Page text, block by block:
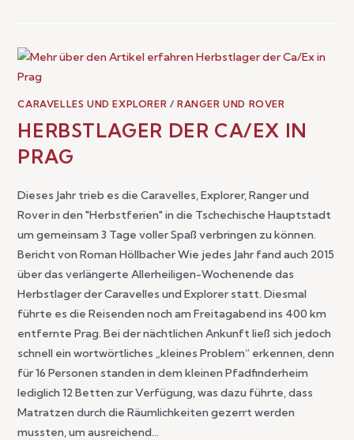
CARAVELLES UND EXPLORER /RANGER UND ROVER
HERBSTLAGER DER CA/EX IN
PRAG
Dieses Jahr trieb es die Caravelles, Explorer, Ranger und
Rover in den "Herbstferien" in die Tschechische Hauptstadt
um gemeinsam 3 Tage voller Spaß verbringen zu können.
Bericht von Roman Höllbacher Wie jedes Jahr fand auch 2015
über das verlängerte Allerheiligen-Wochenende das
Herbstlager der Caravelles und Explorer statt. Diesmal
führte es die Reisenden noch am Freitagabend ins 400 km
entfernte Prag. Bei der nächtlichen Ankunft ließ sich jedoch
schnell ein wortwörtliches „kleines Problem“ erkennen, denn
für 16 Personen standen in dem kleinen Pfadfinderheim
lediglich 12 Betten zur Verfügung, was dazu führte, dass
Matratzen durch die Räumlichkeiten gezerrt werden
mussten, um ausreichend…